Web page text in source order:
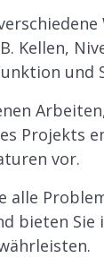
Kellen,
und
Projekts
vor.
alle
bieten Sie